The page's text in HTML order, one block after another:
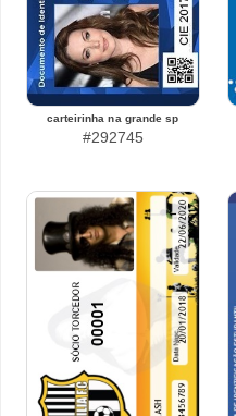
carteirinha na grande sp
#292745